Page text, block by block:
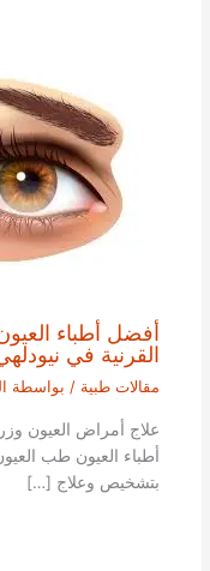
أفضل أطباء
القرنية في
مقالات طبية / بواسطة
علاج أمراض العيون
أطباء العيون طب
بتشخيص وعلاج […]